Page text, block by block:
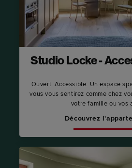
Studio Locke -
Ouvert. Accessible. Un espace
vous vous sentirez comme chez
votre famille ou vos
Découvrez